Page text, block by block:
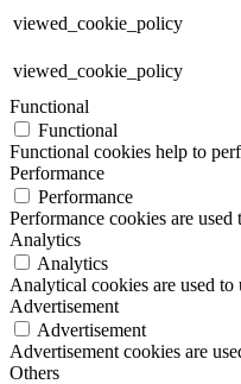
viewed_cookie_policy
viewed_cookie_policy
Functional
Functional
Functional cookies help to
Performance
Performance
Performance cookies are
Analytics
Analytics
Analytical cookies are used
Advertisement
Advertisement
Advertisement cookies are
Others